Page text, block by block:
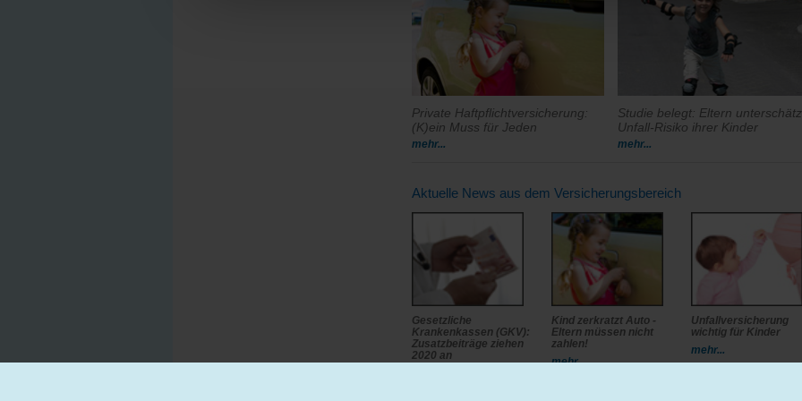
Private Haftpflichtversicherung:
(K)ein Muss für Jeden
mehr...
Studie belegt: Eltern
Unfall-Risiko ihrer Kinder
mehr...
Aktuelle News aus dem Versicherungsbereich
Gesetzliche
Krankenkassen (GKV):
Zusatzbeiträge ziehen
2020 an
Kind zerkratzt Auto -
Eltern müssen nicht
zahlen!
mehr...
Unfallversicherung
wichtig für Kinder
mehr...